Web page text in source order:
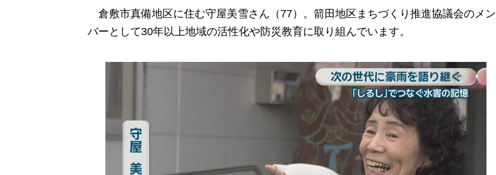
倉敷市真備地区に住む守屋美雪さん（77）。箭田地区まちづくり推進協議会のメン
バーとして30年以上地域の活性化や防災教育に取り組んでいます。